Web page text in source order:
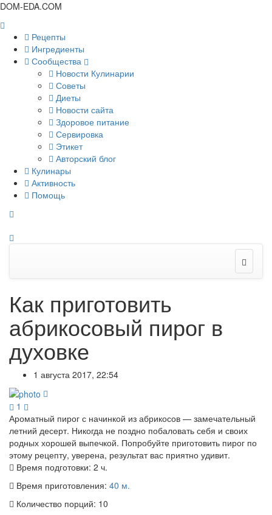
DOM-EDA.COM
Рецепты
Ингредиенты
Сообщества
Новости Кулинарии
Советы
Диеты
Новости сайта
Здоровое питание
Сервировка
Этикет
Авторский блог
Кулинары
Активность
Помощь
Как приготовить
абрикосовый пирог в
духовке
1 августа 2017, 22:54
1
Ароматный пирог с начинкой из абрикосов — замечательный
летний десерт. Никогда не поздно побаловать себя и своих
родных хорошей выпечкой. Попробуйте приготовить пирог по
этому рецепту, уверена, результат вас приятно удивит.
Время подготовки: 2 ч.
Время приготовления: 40 м.
Количество порций: 10